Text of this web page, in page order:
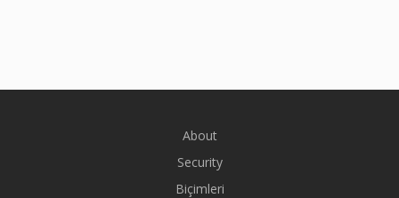
About
Security
Biçimleri